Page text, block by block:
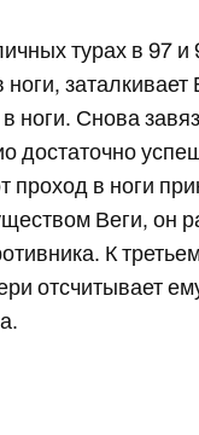
турах в 97 и
заталкивает
ноги. Снова
достаточно
проход в ноги
Веги, он
К
отсчитывает